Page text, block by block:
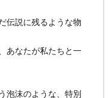
伝説に残るような物
あなたが私たちと一
泡沫のような、特別